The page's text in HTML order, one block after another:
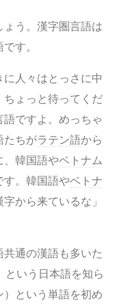
う。漢字圏言語は
です。
人々はとっさに中
ょっと待ってくだ
語ですよ。めっちゃ
たちがラテン語から
、韓国語やベトナム
す。韓国語やベトナ
から来ているな」
共通の漢語も多いた
という日本語を知ら
という単語を初め